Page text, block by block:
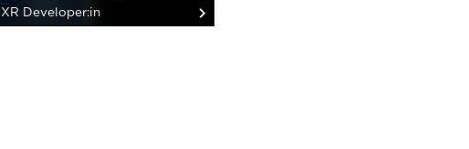
XR Developer:in